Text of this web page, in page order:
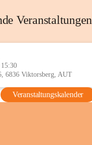
Veranstaltungen
6836 Viktorsberg, AUT
Veranstaltungskalender